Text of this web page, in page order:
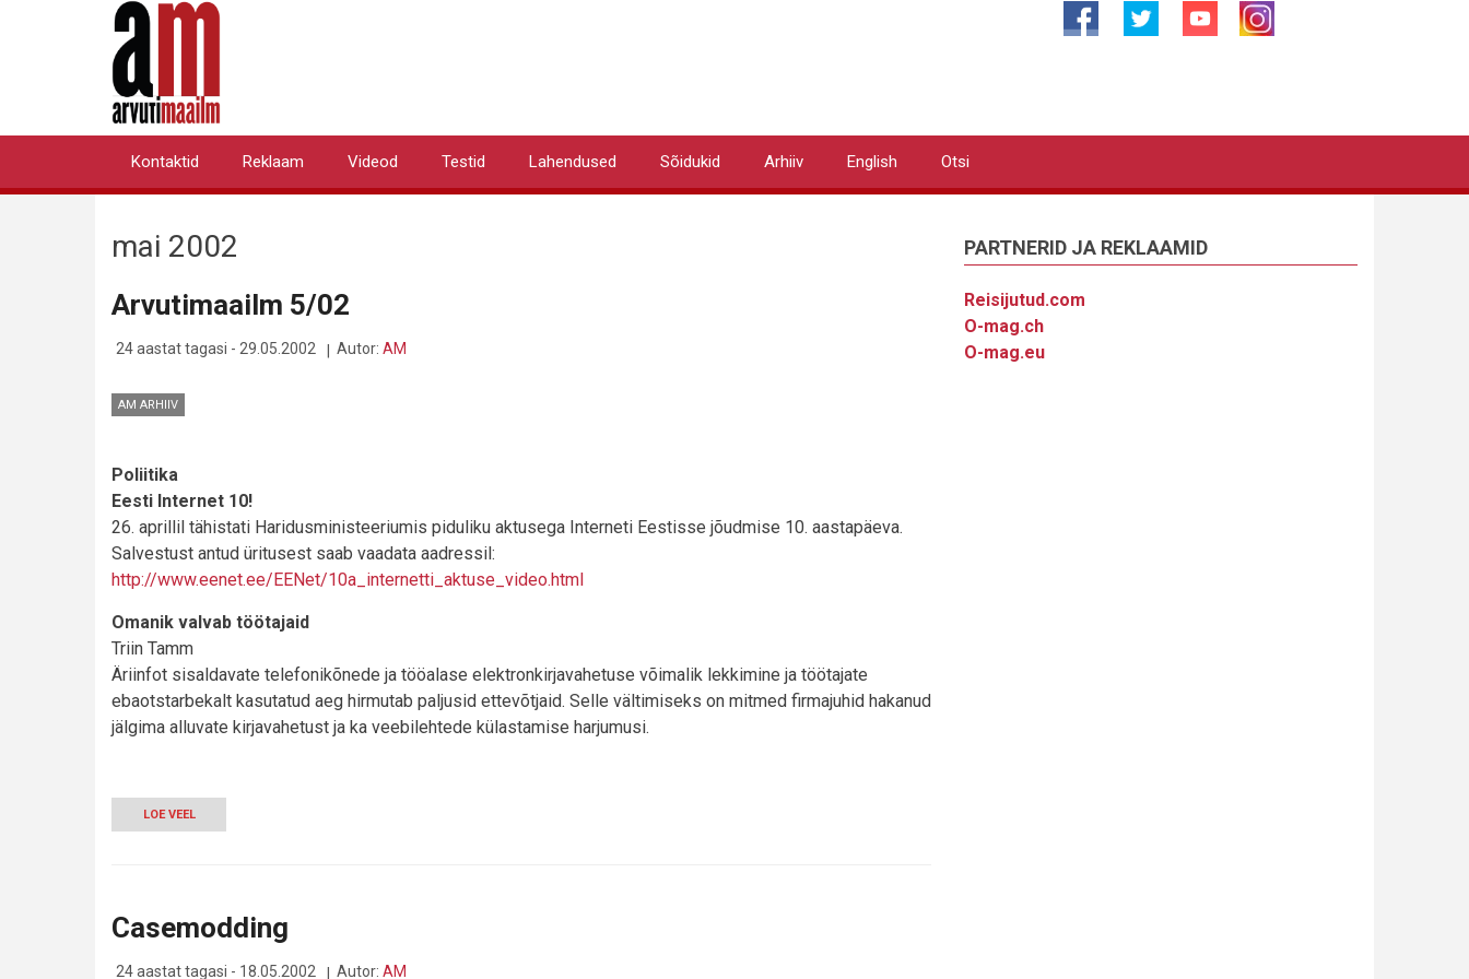
Primary
Kontaktid Reklaam Videod Testid Lahendused Sõidukid Arhiiv English Otsi
mai 2002
Arvutimaailm 5/02
24 aastat tagasi - 29.05.2002 Autor: AM
AM ARHIIV
Poliitika
Eesti Internet 10!
26. aprillil tähistati Haridusministeeriumis piduliku aktusega Interneti Eestisse jõudmise 10. aastapäeva.
Salvestust antud üritusest saab vaadata aadressil:
http://www.eenet.ee/EENet/10a_internetti_aktuse_video.html
Omanik valvab töötajaid
Triin Tamm
Äriinfot sisaldavate telefonikõnede ja tööalase elektronkirjavahetuse võimalik lekkimine ja töötajate
ebaotstarbekalt kasutatud aeg hirmutab paljusid ettevõtjaid. Selle vältimiseks on mitmed firmajuhid hakanud
jälgima alluvate kirjavahetust ja ka veebilehtede külastamise harjumusi.
LOE VEEL-
ARVUTIMAAILM
Casemodding
24 aastat tagasi - 18.05.2002 Autor: AM
PARTNERID JA REKLAAMID
Reisijutud.com
O-mag.ch
O-mag.eu